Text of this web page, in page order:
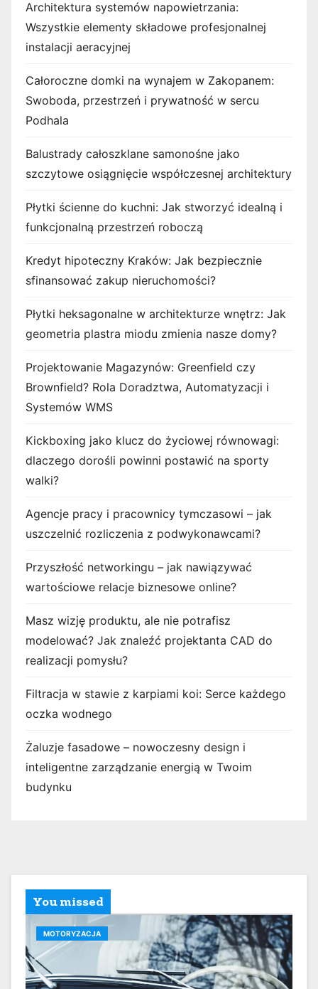
Architektura systemów napowietrzania:
Wszystkie elementy składowe profesjonalnej
instalacji aeracyjnej
Całoroczne domki na wynajem w Zakopanem:
Swoboda, przestrzeń i prywatność w sercu
Podhala
Balustrady całoszklane samonośne jako
szczytowe osiągnięcie współczesnej architektury
Płytki ścienne do kuchni: Jak stworzyć idealną i
funkcjonalną przestrzeń roboczą
Kredyt hipoteczny Kraków: Jak bezpiecznie
sfinansować zakup nieruchomości?
Płytki heksagonalne w architekturze wnętrz: Jak
geometria plastra miodu zmienia nasze domy?
Projektowanie Magazynów: Greenfield czy
Brownfield? Rola Doradztwa, Automatyzacji i
Systemów WMS
Kickboxing jako klucz do życiowej równowagi:
dlaczego dorośli powinni postawić na sporty
walki?
Agencje pracy i pracownicy tymczasowi – jak
uszczelnić rozliczenia z podwykonawcami?
Przyszłość networkingu – jak nawiązywać
wartościowe relacje biznesowe online?
Masz wizję produktu, ale nie potrafisz
modelować? Jak znaleźć projektanta CAD do
realizacji pomysłu?
Filtracja w stawie z karpiami koi: Serce każdego
oczka wodnego
Żaluzje fasadowe – nowoczesny design i
inteligentne zarządzanie energią w Twoim
budynku
You missed
MOTORYZACJA